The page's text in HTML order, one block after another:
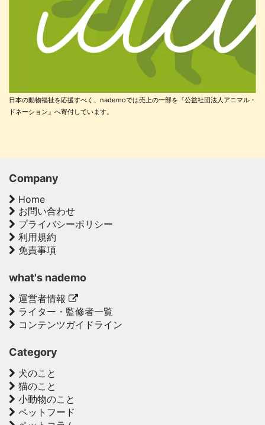
日本の動物福祉を応援すべく、nademoでは売上の一部を『公益社団法人アニマル・
ドネーション』へ寄付しています。
Company
Home
お問い合わせ
プライバシーポリシー
利用規約
免責事項
what's nademo
運営者情報
ライター・監修者一覧
コンテンツガイドライン
Category
犬のこと
猫のこと
小動物のこと
ペットフード